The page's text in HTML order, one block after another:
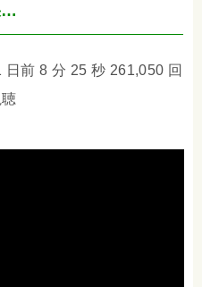
…
前 8 分 25 秒 261,050 回